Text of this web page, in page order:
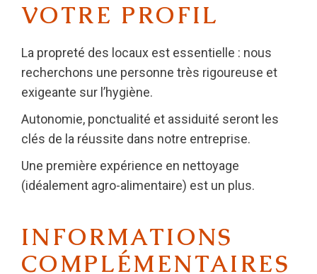
VOTRE PROFIL
La propreté des locaux est essentielle : nous
recherchons une personne très rigoureuse et
exigeante sur l’hygiène.
Autonomie, ponctualité et assiduité seront les
clés de la réussite dans notre entreprise.
Une première expérience en nettoyage
(idéalement agro-alimentaire) est un plus.
INFORMATIONS
COMPLÉMENTAIRES